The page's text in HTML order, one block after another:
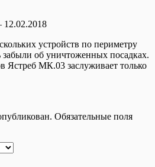
12.02.2018
устройств по периметру
об уничтоженных посадках.
Ястреб МК.03 заслуживает только
Обязательные поля